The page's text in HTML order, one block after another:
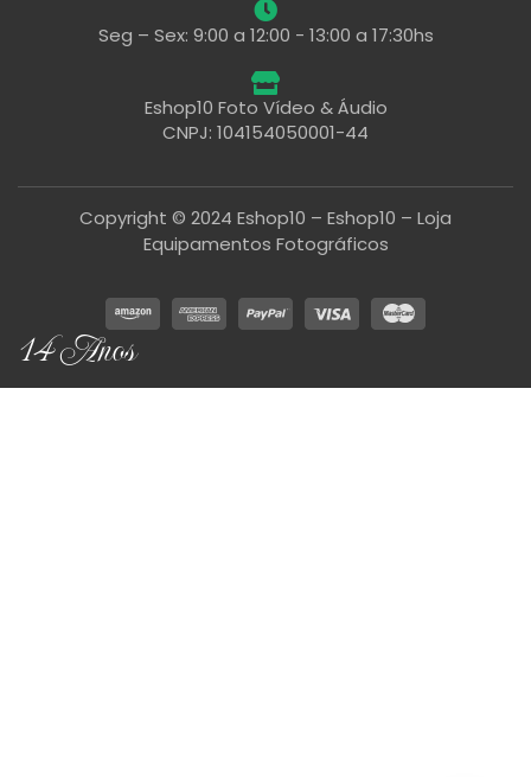
Seg – Sex: 9:00 a 12:00 - 13:00 a 17:30hs
Eshop10 Foto Vídeo & Áudio
CNPJ: 104154050001-44
Copyright © 2024 Eshop10 – Eshop10 – Loja
Equipamentos Fotográficos
14 Anos